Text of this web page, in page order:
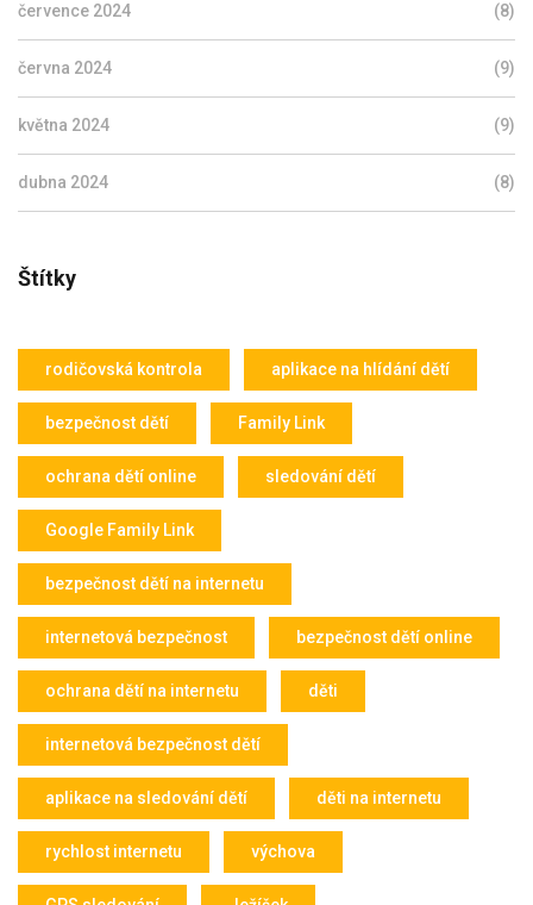
července 2024 (8)
června 2024 (9)
května 2024 (9)
dubna 2024 (8)
Štítky
rodičovská kontrola aplikace na hlídání dětí
bezpečnost dětí Family Link
ochrana dětí online sledování dětí
Google Family Link
bezpečnost dětí na internetu
internetová bezpečnost bezpečnost dětí online
ochrana dětí na internetu děti
internetová bezpečnost dětí
aplikace na sledování dětí děti na internetu
rychlost internetu výchova